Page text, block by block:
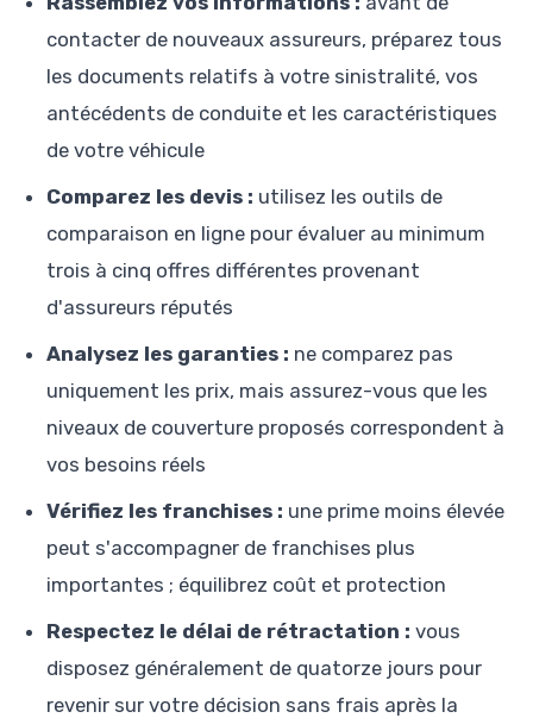
contacter de nouveaux assureurs, préparez tous
les documents relatifs à votre sinistralité, vos
antécédents de conduite et les caractéristiques
de votre véhicule
Comparez les devis : utilisez les outils de
comparaison en ligne pour évaluer au minimum
trois à cinq offres différentes provenant
d'assureurs réputés
Analysez les garanties : ne comparez pas
uniquement les prix, mais assurez-vous que les
niveaux de couverture proposés correspondent à
vos besoins réels
Vérifiez les franchises : une prime moins élevée
peut s'accompagner de franchises plus
importantes ; équilibrez coût et protection
Respectez le délai de rétractation : vous
disposez généralement de quatorze jours pour
revenir sur votre décision sans frais après la